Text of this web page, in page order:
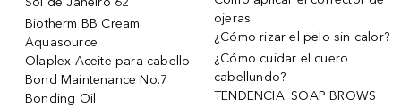
Biotherm BB Cream
Aquasource
Olaplex Aceite para cabello
Bond Maintenance No.7
Bonding Oil
ojeras
¿Cómo rizar el pelo sin calor?
¿Cómo cuidar el cuero
cabellundo?
TENDENCIA: SOAP BROWS